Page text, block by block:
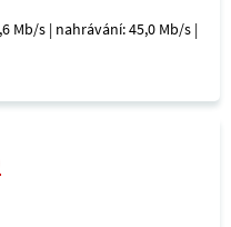
Mb/s | nahrávání: 45,0 Mb/s |